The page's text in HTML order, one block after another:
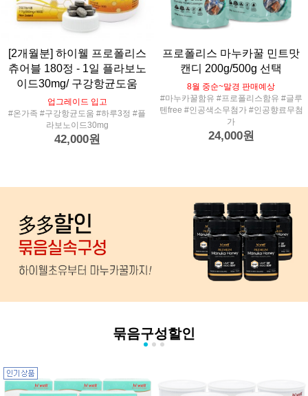
[2개월분] 하이웰 프로폴리스
츄어블 180정 - 1일 플라보노
이드30mg/ 구강항균도움
업그레이드 입고
#온가족 #구강항균도움 #하루3정 #플
라보노이드30mg
42,000원
프로폴리스 마누카꿀 민트맛
캔디 200g/500g 선택
8월 중순~말경 판매예상
#마누카꿀함유 #프로폴리스함유 #글루
텐free #인공색소무첨가 #인공향료무첨
가
24,000원
묶음구성할인